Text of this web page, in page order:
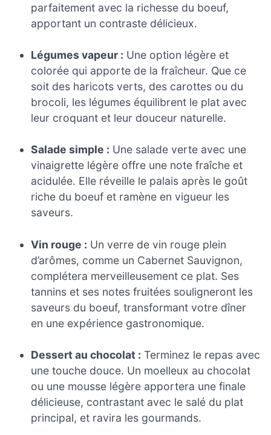
parfaitement avec la richesse du boeuf,
apportant un contraste délicieux.
Légumes vapeur : Une option légère et
colorée qui apporte de la fraîcheur. Que ce
soit des haricots verts, des carottes ou du
brocoli, les légumes équilibrent le plat avec
leur croquant et leur douceur naturelle.
Salade simple : Une salade verte avec une
vinaigrette légère offre une note fraîche et
acidulée. Elle réveille le palais après le goût
riche du boeuf et ramène en vigueur les
saveurs.
Vin rouge : Un verre de vin rouge plein
d’arômes, comme un Cabernet Sauvignon,
complétera merveilleusement ce plat. Ses
tannins et ses notes fruitées souligneront les
saveurs du boeuf, transformant votre dîner
en une expérience gastronomique.
Dessert au chocolat : Terminez le repas avec
une touche douce. Un moelleux au chocolat
ou une mousse légère apportera une finale
délicieuse, contrastant avec le salé du plat
principal, et ravira les gourmands.